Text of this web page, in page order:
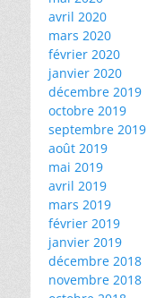
avril 2020
mars 2020
février 2020
janvier 2020
décembre 2019
octobre 2019
septembre 2019
août 2019
mai 2019
avril 2019
mars 2019
février 2019
janvier 2019
décembre 2018
novembre 2018